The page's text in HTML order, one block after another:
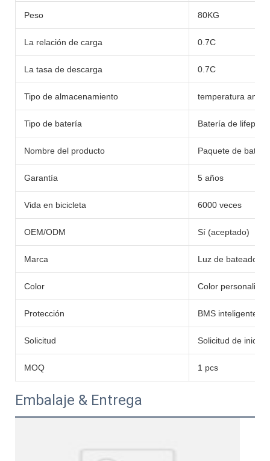
Peso 80KG
La relación de carga 0.7C
La tasa de descarga 0.7C
Tipo de almacenamiento temperatura
Tipo de batería Batería de lifepo4/
Nombre del producto Paquete de
Garantía 5 años
Vida en bicicleta 6000 veces
OEM/ODM Sí (aceptado)
Marca Luz de bateador
Color Color
Protección BMS inteligente
Solicitud Solicitud de inicio
MOQ 1 pcs
Embalaje & Entrega